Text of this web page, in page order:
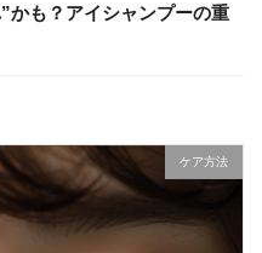
かも？アイシャンプーの重
ケア方法